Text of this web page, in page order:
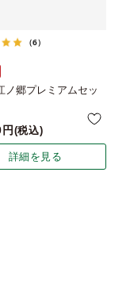
（6）
ノ郷プレミアムセッ
税込
詳細を見る